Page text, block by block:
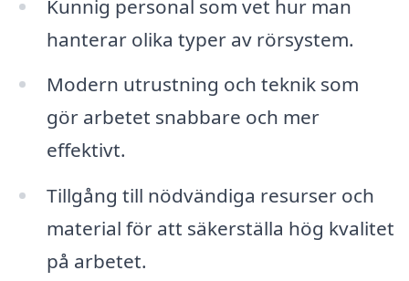
Kunnig personal som vet hur man
hanterar olika typer av rörsystem.
Modern utrustning och teknik som
gör arbetet snabbare och mer
effektivt.
Tillgång till nödvändiga resurser och
material för att säkerställa hög kvalitet
på arbetet.